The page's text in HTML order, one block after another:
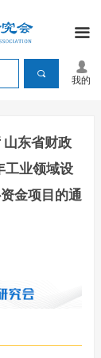
끀
끠
넙
我的
东省财政
工业领域设
金项目的通